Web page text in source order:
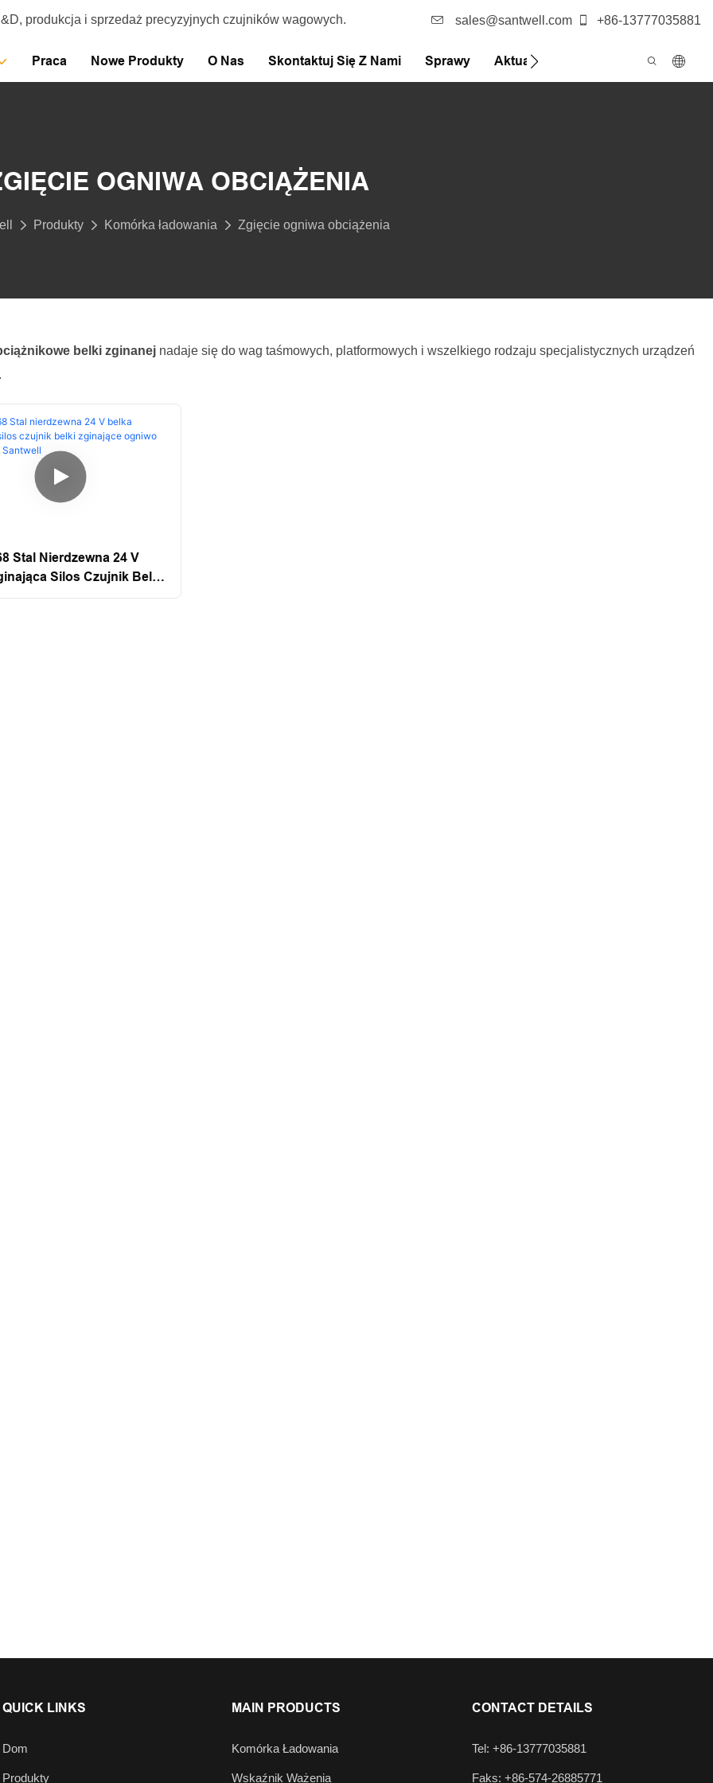
produkcja i sprzedaż precyzyjnych czujników wagowych. sales@santwell.com +86-13777035881
Praca Nowe Produkty O Nas Skontaktuj Się Z Nami Sprawy Aktualności
OGNIWA OBCIĄŻENIA
Produkty Komórka ładowania Zgięcie ogniwa obciążenia
belki zginanej nadaje się do wag taśmowych, platformowych i wszelkiego rodzaju specjalistycznych urządzeń
Stal Nierdzewna 24 V
Silos Czujnik Belki
Ogniwo Obciążenia
QUICK LINKS
Dom
Produkty
MAIN PRODUCTS
Komórka Ładowania
Wskaźnik Ważenia
CONTACT DETAILS
Tel: +86-13777035881
Faks: +86-574-26885771